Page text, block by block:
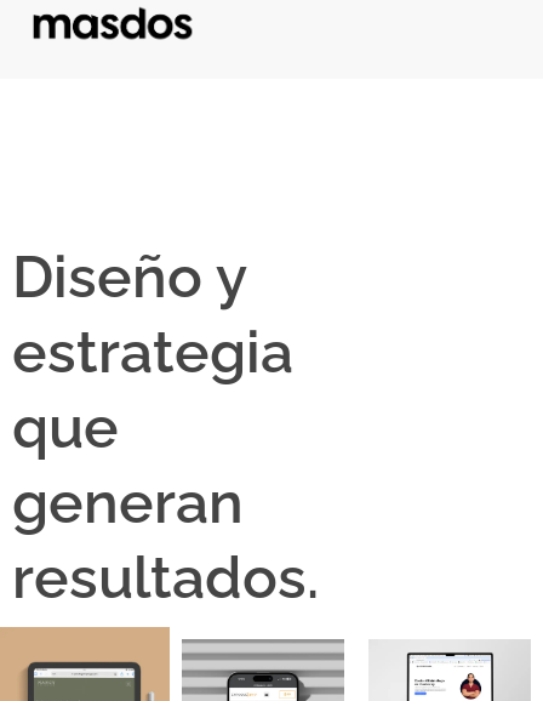
Diseño y
estrategia
que
generan
resultados.